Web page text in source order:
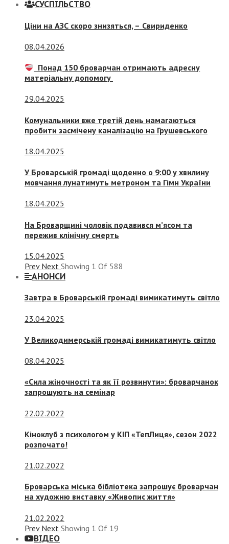
СУСПIЛЬСТВО
Ціни на АЗС скоро знизяться, – Свириденко
08.04.2026
Понад 150 броварчан отримають адресну
матеріальну допомогу
29.04.2025
Комунальники вже третій день намагаються
пробити засмічену каналізацію на Грушевського
18.04.2025
У Броварській громаді щоденно о 9:00 у хвилину
мовчання лунатимуть метроном та Гімн України
18.04.2025
На Броварщині чоловік подавився м’ясом та
пережив клінічну смерть
15.04.2025
Prev Next Showing 1 Of 588
АНОНСИ
Завтра в Броварській громаді вимикатимуть світло
23.04.2025
У Великодимерській громаді вимикатимуть світло
08.04.2025
«Сила жіночності та як її розвинути»: броварчанок
запрошують на семінар
22.02.2022
Кіноклуб з психологом у КІП «ТепЛиця», сезон 2022
розпочато!
21.02.2022
Броварська міська бібліотека запрошує броварчан
на художню виставку «Живопис життя»
21.02.2022
Prev Next Showing 1 Of 19
ВІДЕО